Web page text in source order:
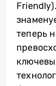
теперь